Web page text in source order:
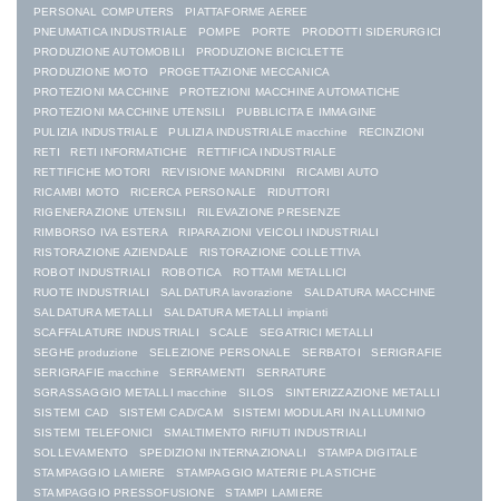
PERSONAL COMPUTERS
PIATTAFORME AEREE
PNEUMATICA INDUSTRIALE
POMPE PORTE
PRODOTTI SIDERURGICI
PRODUZIONE AUTOMOBILI
PRODUZIONE BICICLETTE
PRODUZIONE MOTO
PROGETTAZIONE MECCANICA
PROTEZIONI MACCHINE
PROTEZIONI MACCHINE AUTOMATICHE
PROTEZIONI MACCHINE UTENSILI
PUBBLICITA E IMMAGINE
PULIZIA INDUSTRIALE
PULIZIA INDUSTRIALE macchine
RECINZIONI
RETI
RETI INFORMATICHE
RETTIFICA INDUSTRIALE
RETTIFICHE MOTORI
REVISIONE MANDRINI
RICAMBI AUTO
RICAMBI MOTO
RICERCA PERSONALE
RIDUTTORI
RIGENERAZIONE UTENSILI
RILEVAZIONE PRESENZE
RIMBORSO IVA ESTERA
RIPARAZIONI VEICOLI INDUSTRIALI
RISTORAZIONE AZIENDALE
RISTORAZIONE COLLETTIVA
ROBOT INDUSTRIALI
ROBOTICA
ROTTAMI METALLICI
RUOTE INDUSTRIALI
SALDATURA lavorazione
SALDATURA MACCHINE
SALDATURA METALLI
SALDATURA METALLI impianti
SCAFFALATURE INDUSTRIALI
SCALE
SEGATRICI METALLI
SEGHE produzione
SELEZIONE PERSONALE SERBATOI
SERIGRAFIE
SERIGRAFIE macchine
SERRAMENTI
SERRATURE
SGRASSAGGIO METALLI macchine
SILOS
SINTERIZZAZIONE METALLI
SISTEMI CAD
SISTEMI CAD/CAM
SISTEMI MODULARI IN ALLUMINIO
SISTEMI TELEFONICI
SMALTIMENTO RIFIUTI INDUSTRIALI
SOLLEVAMENTO
SPEDIZIONI INTERNAZIONALI
STAMPA DIGITALE
STAMPAGGIO LAMIERE
STAMPAGGIO MATERIE PLASTICHE
STAMPAGGIO PRESSOFUSIONE
STAMPI LAMIERE